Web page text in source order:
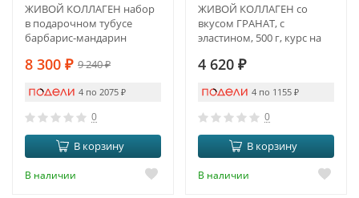
ЖИВОЙ КОЛЛАГЕН набор
в подарочном тубусе
барбарис-мандарин
8 300 ₽ 9 240₽
4 по 2075 ₽
0
В корзину
В наличии
ЖИВОЙ КОЛЛАГЕН со
вкусом ГРАНАТ, с
эластином, 500 г, курс на
4 620 ₽
4 по 1155 ₽
0
В корзину
В наличии